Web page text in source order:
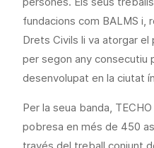
fundacions com BALMS i,
Drets Civils li va atorgar
per segon any consecutiu
desenvolupat en la ciutat
Per la seua banda,
pobresa en més de 450